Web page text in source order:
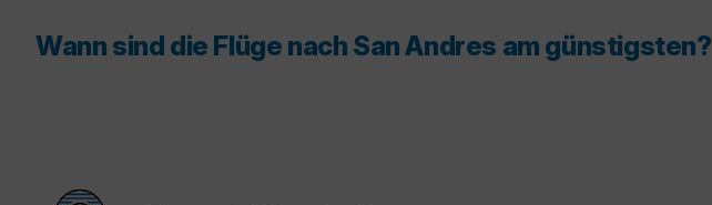
Wann sind die Flüge nach San Andres am günstigsten?